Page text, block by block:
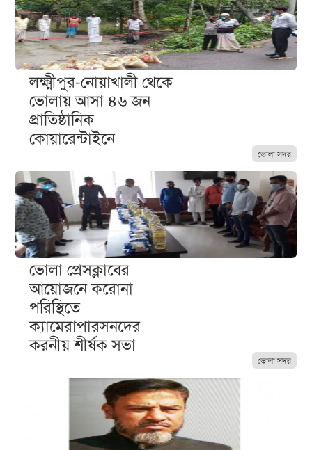
ভোলা সদর
লক্ষ্মীপুর-নোয়াখালী থেকে
ভোলায় আসা ৪৬ জন
প্রাতিষ্ঠানিক
কোয়ারেন্টাইনে
ভোলা সদর
ভোলা প্রেসক্লাবের
আয়োজনে করোনা
পরিস্থিতে
ক্যামেরাপারসনদের
করনীয় শীর্ষক সভা